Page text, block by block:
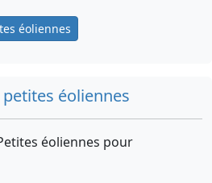
éoliennes
éoliennes
éoliennes pour